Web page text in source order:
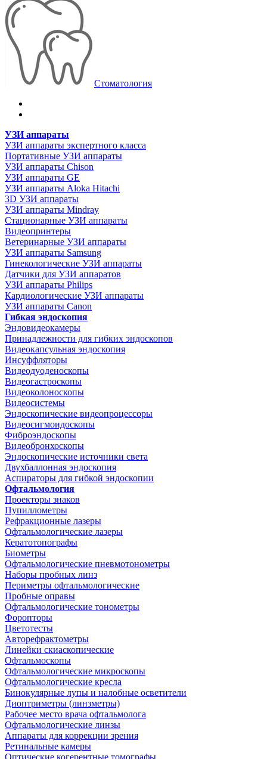
Стоматология
УЗИ аппараты
УЗИ аппараты экспертного класса
Портативные УЗИ аппараты
УЗИ аппараты Chison
УЗИ аппараты GE
УЗИ аппараты Aloka Hitachi
3D УЗИ аппараты
УЗИ аппараты Mindray
Стационарные УЗИ аппараты
Видеопринтеры
Ветеринарные УЗИ аппараты
УЗИ аппараты Samsung
Гинекологические УЗИ аппараты
Датчики для УЗИ аппаратов
УЗИ аппараты Philips
Кардиологические УЗИ аппараты
УЗИ аппараты Canon
Гибкая эндоскопия
Эндовидеокамеры
Принадлежности для гибких эндоскопов
Видеокапсульная эндоскопия
Инсуффляторы
Видеодуоденоскопы
Видеогастроскопы
Видеоколоноскопы
Видеосистемы
Эндоскопические видеопроцессоры
Видеосигмоидоскопы
Фиброэндоскопы
Видеобронхоскопы
Эндоскопические источники света
Двухбаллонная эндоскопия
Аспираторы для гибкой эндоскопии
Офтальмология
Проекторы знаков
Пупиллометры
Рефракционные лазеры
Офтальмологические лазеры
Кератотопографы
Биометры
Офтальмологические пневмотонометры
Наборы пробных линз
Периметры офтальмологические
Пробные оправы
Офтальмологические тонометры
Форопторы
Цветотесты
Авторефрактометры
Линейки скиаскопические
Офтальмоскопы
Офтальмологические микроскопы
Офтальмологические кресла
Бинокулярные лупы и налобные осветители
Диоптриметры (линзметры)
Рабочее место врача офтальмолога
Офтальмологические линзы
Аппараты для коррекции зрения
Ретинальные камеры
Оптические когерентные томографы